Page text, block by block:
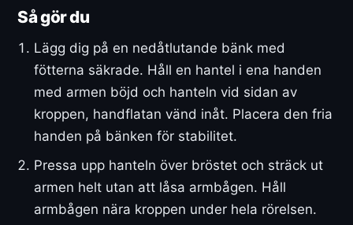
Så gör du
Lägg dig på en nedåtlutande bänk med
fötterna säkrade. Håll en hantel i ena handen
med armen böjd och hanteln vid sidan av
kroppen, handflatan vänd inåt. Placera den fria
handen på bänken för stabilitet.
Pressa upp hanteln över bröstet och sträck ut
armen helt utan att låsa armbågen. Håll
armbågen nära kroppen under hela rörelsen.